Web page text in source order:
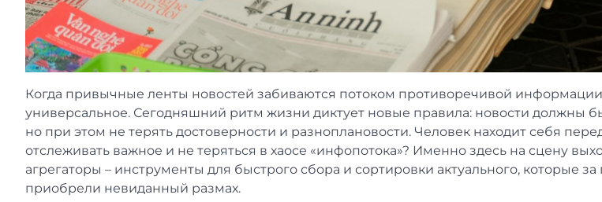
Когда привычные ленты новостей забиваются потоком противоречивой
универсальное. Сегодняшний ритм жизни диктует новые правила: новости должны
но при этом не терять достоверности и разноплановости. Человек находит себя
отслеживать важное и не теряться в хаосе «инфопотока»? Именно здесь на сцену
агрегаторы – инструменты для быстрого сбора и сортировки актуального, которые
приобрели невиданный размах.